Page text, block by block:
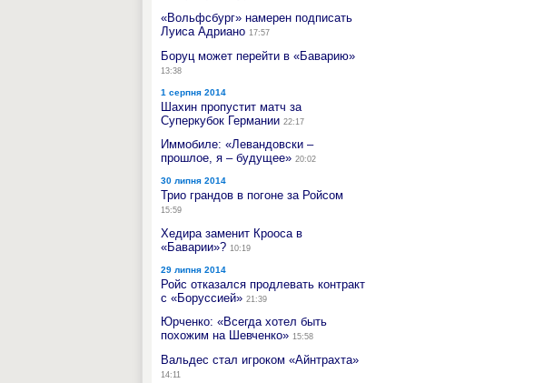
«Вольфсбург» намерен подписать
Луиса Адриано 17:57
Боруц может перейти в «Баварию»
13:38
1 серпня 2014
Шахин пропустит матч за
Суперкубок Германии 22:17
Иммобиле: «Левандовски –
прошлое, я – будущее» 20:02
30 липня 2014
Трио грандов в погоне за Ройсом
15:59
Хедира заменит Крооса в
«Баварии»? 10:19
29 липня 2014
Ройс отказался продлевать контракт
с «Боруссией» 21:39
Юрченко: «Всегда хотел быть
похожим на Шевченко» 15:58
Вальдес стал игроком «Айнтрахта»
14:11